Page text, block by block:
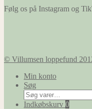
Følg os på Instagram og
© Villumsen loppefund
Min konto
Søg
Søg
efter:
Indkøbskurv 0